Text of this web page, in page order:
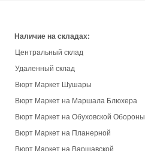
Наличие на складах:
Центральный склад
Удаленный склад
Вюрт Маркет Шушары
Вюрт Маркет на Маршала Блюхера
Вюрт Маркет на Обуховской Обороны
Вюрт Маркет на Планерной
Вюрт Маркет на Варшавской